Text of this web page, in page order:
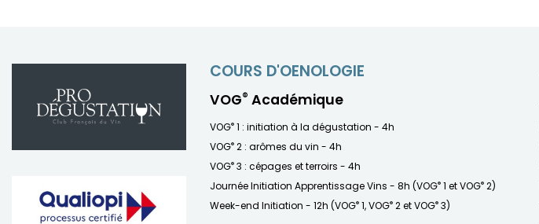
COURS D'OENOLOGIE
VOG® Académique
VOG® 1 : initiation à la dégustation - 4h
VOG® 2 : arômes du vin - 4h
VOG® 3 : cépages et terroirs - 4h
Journée Initiation Apprentissage Vins - 8h (VOG® 1 et VOG® 2)
Week-end Initiation - 12h (VOG® 1, VOG® 2 et VOG® 3)